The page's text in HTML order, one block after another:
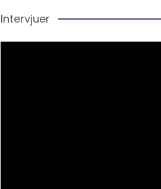
Intervjuer